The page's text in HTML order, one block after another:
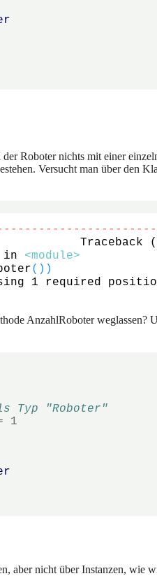
Roboter nichts mit einer
Versucht man über den
in <module>
( ) )
1 required
AnzahlRoboter weglassen?
"Roboter"
1
aber nicht über Instanzen, wie